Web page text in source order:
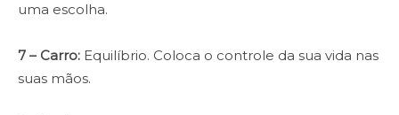
uma escolha.
7 – Carro: Equilíbrio. Coloca o controle da sua vida nas
suas mãos.